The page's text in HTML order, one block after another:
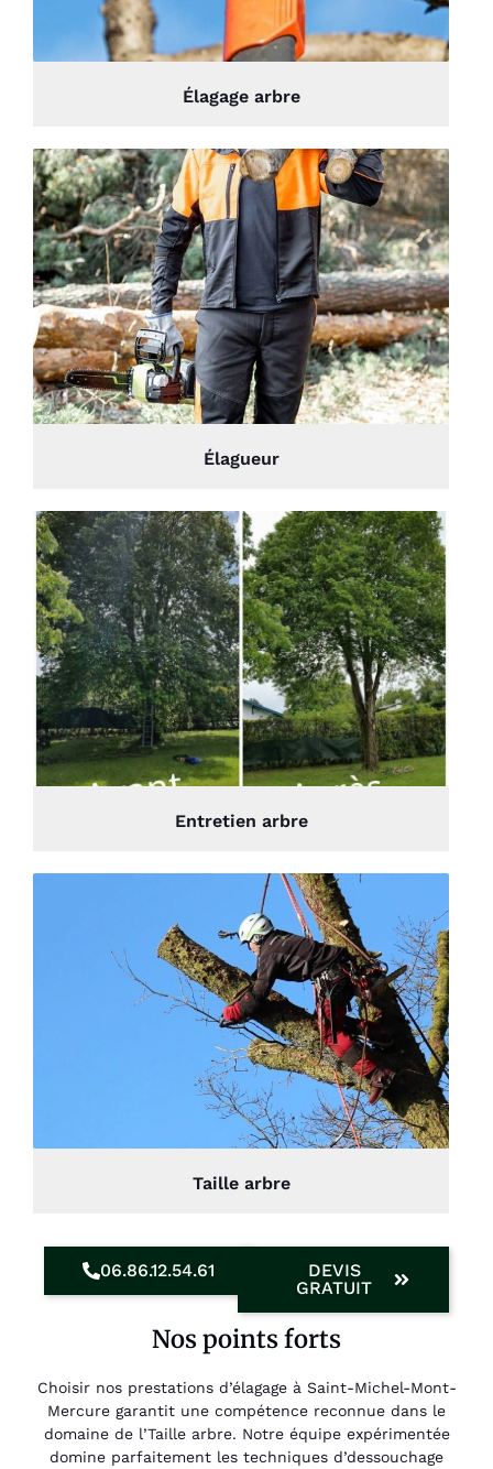
Élagage arbre
Élagueur
Entretien arbre
Taille arbre
06.86.12.54.61
DEVIS
GRATUIT
Nos points forts
Choisir nos prestations d’élagage à Saint-Michel-Mont-
Mercure garantit une compétence reconnue dans le
domaine de l’Taille arbre. Notre équipe expérimentée
domine parfaitement les techniques d’dessouchage